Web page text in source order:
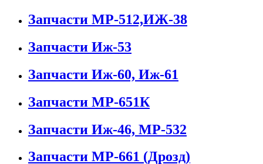
Запчасти МР-512,ИЖ-38
Запчасти Иж-53
Запчасти Иж-60, Иж-61
Запчасти МР-651К
Запчасти Иж-46, МР-532
Запчасти МР-661 (Дрозд)